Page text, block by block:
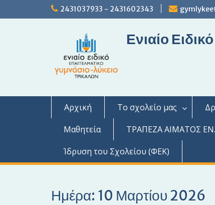
2431037933 - 2431602343
Ενιαίο
Αρχική Το σχολείο μας
Μαθητεία
ΤΡΑΠΕΖΑ ΑΙΜΑΤΟΣ
Ίδρυση του Σχολείου (ΦΕΚ)
Ημέρα: 10 Μαρτίου 2026